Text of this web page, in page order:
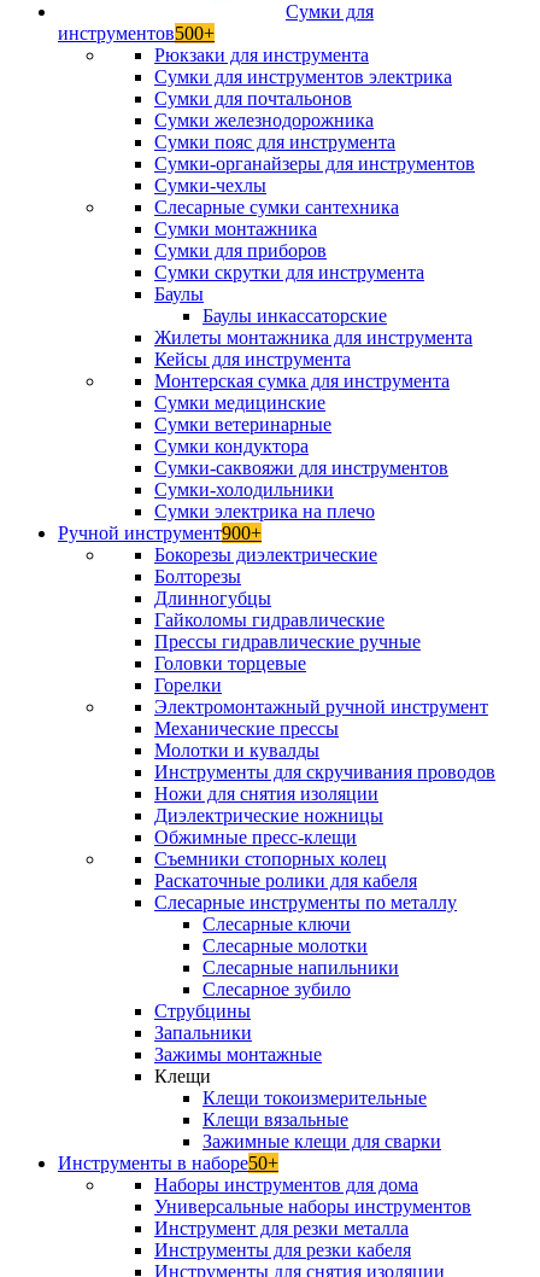
Сумки для
инструментов500+
Рюкзаки для инструмента
Сумки для инструментов электрика
Сумки для почтальонов
Сумки железнодорожника
Сумки пояс для инструмента
Сумки-органайзеры для инструментов
Сумки-чехлы
Слесарные сумки сантехника
Сумки монтажника
Сумки для приборов
Сумки скрутки для инструмента
Баулы
Баулы инкассаторские
Жилеты монтажника для инструмента
Кейсы для инструмента
Монтерская сумка для инструмента
Сумки медицинские
Сумки ветеринарные
Сумки кондуктора
Сумки-саквояжи для инструментов
Сумки-холодильники
Сумки электрика на плечо
Ручной инструмент900+
Бокорезы диэлектрические
Болторезы
Длинногубцы
Гайколомы гидравлические
Прессы гидравлические ручные
Головки торцевые
Горелки
Электромонтажный ручной инструмент
Механические прессы
Молотки и кувалды
Инструменты для скручивания проводов
Ножи для снятия изоляции
Диэлектрические ножницы
Обжимные пресс-клещи
Съемники стопорных колец
Раскаточные ролики для кабеля
Слесарные инструменты по металлу
Слесарные ключи
Слесарные молотки
Слесарные напильники
Слесарное зубило
Струбцины
Запальники
Зажимы монтажные
Клещи
Клещи токоизмерительные
Клещи вязальные
Зажимные клещи для сварки
Инструменты в наборе50+
Наборы инструментов для дома
Универсальные наборы инструментов
Инструмент для резки металла
Инструменты для резки кабеля
Инструменты для снятия изоляции